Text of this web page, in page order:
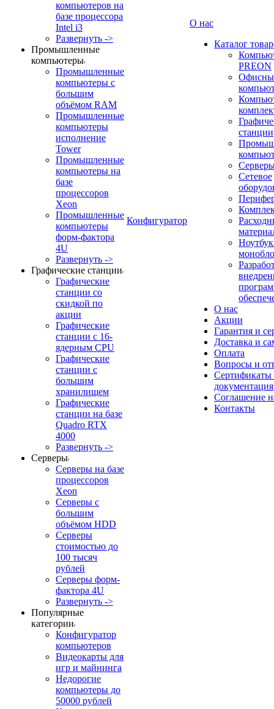
компьютеров на
базе процессора
Intel i3
Развернуть ->
Промышленные
компьютеры
Промышленные
компьютеры с
большим
объёмом RAM
Промышленные
компьютеры
исполнение
Tower
Промышленные
компьютеры на
базе
процессоров
Xeon
Промышленные
компьютеры
форм-фактора
4U
Развернуть ->
Графические станции
Графические
станции со
скидкой по
акции
Графические
станции с 16-
ядерным CPU
Графические
станции с
большим
хранилищем
Графические
станции на базе
Quadro RTX
4000
Развернуть ->
Серверы
Серверы на базе
процессоров
Xeon
Серверы с
большим
объёмом HDD
Серверы
стоимостью до
100 тысяч
рублей
Серверы форм-
фактора 4U
Развернуть ->
Популярные
категории
Конфигуратор
компьютеров
Видеокарты для
игр и майнинга
Недорогие
компьютеры до
50000 рублей
Конфигуратор
О нас
Каталог
PREON
станции
Сетевое
О нас
Акции
Гарантия и
Доставка и
Оплата
Вопросы и
Сертификаты
документация
Соглашение
Контакты